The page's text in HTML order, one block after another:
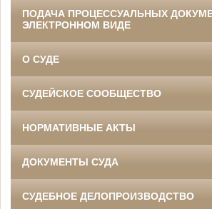
ПОДАЧА ПРОЦЕССУАЛЬНЫХ
ЭЛЕКТРОННОМ ВИДЕ
О СУДЕ
СУДЕЙСКОЕ СООБЩЕСТВО
НОРМАТИВНЫЕ АКТЫ
ДОКУМЕНТЫ СУДА
СУДЕБНОЕ ДЕЛОПРОИЗВОДСТВО